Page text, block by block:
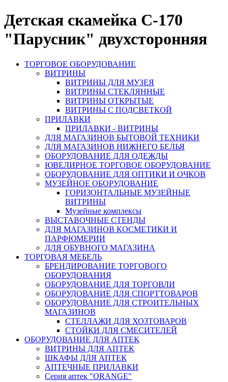
Детская скамейка С-170
"Парусник" двухсторонняя
ТОРГОВОЕ ОБОРУДОВАНИЕ
ВИТРИНЫ
ВИТРИНЫ ДЛЯ МУЗЕЯ
ВИТРИНЫ СТЕКЛЯННЫЕ
ВИТРИНЫ ОТКРЫТЫЕ
ВИТРИНЫ С ПОДСВЕТКОЙ
ПРИЛАВКИ
ПРИЛАВКИ - ВИТРИНЫ
ДЛЯ МАГАЗИНОВ БЫТОВОЙ ТЕХНИКИ
ДЛЯ МАГАЗИНОВ НИЖНЕГО БЕЛЬЯ
ОБОРУДОВАНИЕ ДЛЯ ОДЕЖДЫ
ЮВЕЛИРНОЕ ТОРГОВОЕ ОБОРУДОВАНИЕ
ОБОРУДОВАНИЕ ДЛЯ ОПТИКИ И ОЧКОВ
МУЗЕЙНОЕ ОБОРУДОВАНИЕ
ГОРИЗОНТАЛЬНЫЕ МУЗЕЙНЫЕ
ВИТРИНЫ
Музейные комплексы
ВЫСТАВОЧНЫЕ СТЕНДЫ
ДЛЯ МАГАЗИНОВ КОСМЕТИКИ И
ПАРФЮМЕРИИ
ДЛЯ ОБУВНОГО МАГАЗИНА
ТОРГОВАЯ МЕБЕЛЬ
БРЕНДИРОВАНИЕ ТОРГОВОГО
ОБОРУДОВАНИЯ
ОБОРУДОВАНИЕ ДЛЯ ТОРГОВЛИ
ОБОРУДОВАНИЕ ДЛЯ СПОРТТОВАРОВ
ОБОРУДОВАНИЕ ДЛЯ СТРОИТЕЛЬНЫХ
МАГАЗИНОВ
СТЕЛЛАЖИ ДЛЯ ХОЗТОВАРОВ
СТОЙКИ ДЛЯ СМЕСИТЕЛЕЙ
ОБОРУДОВАНИЕ ДЛЯ АПТЕК
ВИТРИНЫ ДЛЯ АПТЕК
ШКАФЫ ДЛЯ АПТЕК
АПТЕЧНЫЕ ПРИЛАВКИ
Серия аптек "ORANGE"